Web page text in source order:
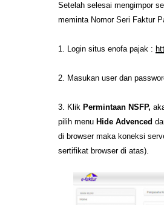
Setelah selesai mengimpor
meminta Nomor Seri Faktur
1. Login situs enofa pajak :
2. Masukan user dan
3. Klik Permintaan NSFP,
pilih menu Hide Advenced
di browser maka koneksi
sertifikat browser di atas).